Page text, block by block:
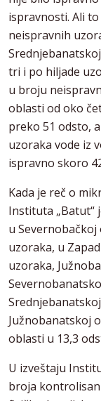
ispravnosti. Ali
neispravnih
tri i po hiljade
u broju
oblasti od oko
preko 51 odsto,
uzoraka vode iz
ispravno skoro
Kada je reč o
Instituta „Batut“
u
uzoraka, u
uzoraka,
Južnobanatskoj
oblasti u 13,3
U izveštaju
broja